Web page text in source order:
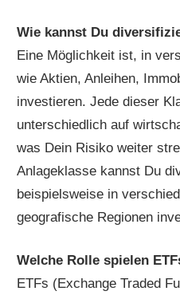
Wie kannst Du
Eine Möglichkeit ist, in
wie Aktien, Anleihen,
investieren. Jede dieser
unterschiedlich auf
was Dein Risiko weiter
Anlageklasse kannst Du
beispielsweise in
geografische Regionen
Welche Rolle spielen
ETFs (Exchange Traded